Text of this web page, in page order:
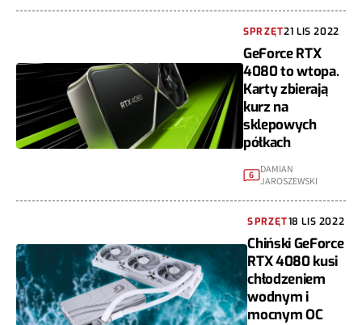
SPRZĘT21 LIS 2022
GeForce RTX
4080 to wtopa.
Karty zbierają
kurz na
sklepowych
półkach
6 DAMIAN
JAROSZEWSKI
SPRZĘT18 LIS 2022
Chiński GeForce
RTX 4080 kusi
chłodzeniem
wodnym i
mocnym OC